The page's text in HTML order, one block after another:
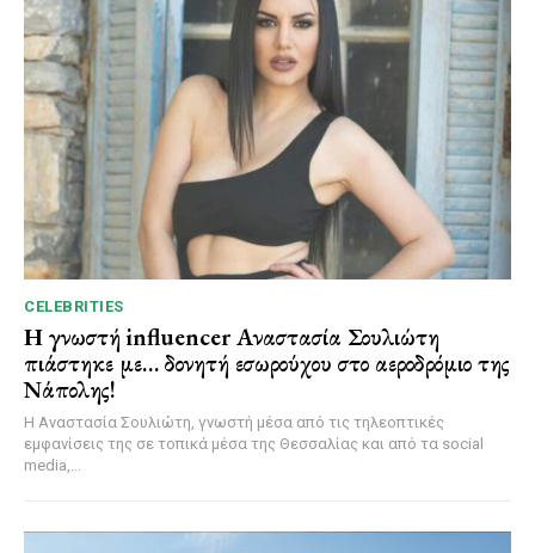
CELEBRITIES
Η γνωστή influencer Αναστασία Σουλιώτη
πιάστηκε με… δονητή εσωρούχου στο αεροδρόμιο της
Νάπολης!
Η Αναστασία Σουλιώτη, γνωστή μέσα από τις τηλεοπτικές
εμφανίσεις της σε τοπικά μέσα της Θεσσαλίας και από τα social
media,...